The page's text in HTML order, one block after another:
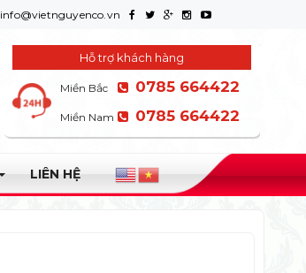
info@vietnguyenco.vn
Hỗ trợ khách hàng
Miền Bắc 0785 664422
Miền Nam 0785 664422
LIÊN HỆ